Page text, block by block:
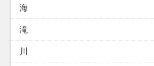
海
滝
川